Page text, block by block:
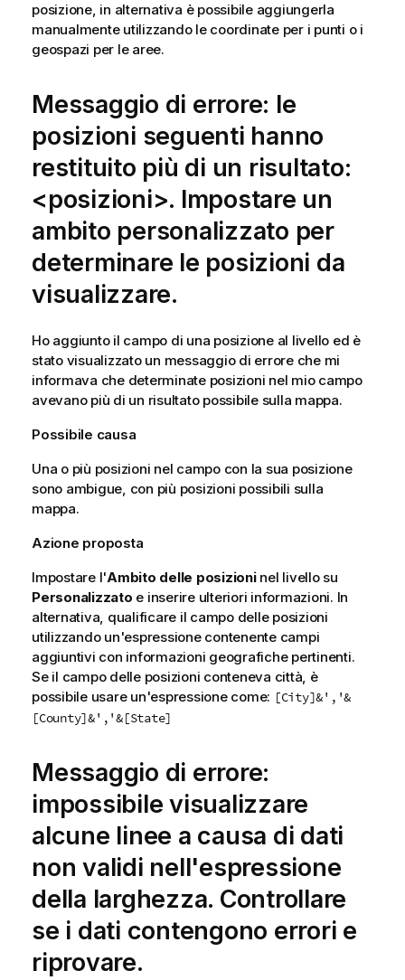
posizione, in alternativa è possibile aggiungerla
manualmente utilizzando le coordinate per i punti o i
geospazi per le aree.
Messaggio di errore: le
posizioni seguenti hanno
restituito più di un risultato:
<posizioni>. Impostare un
ambito personalizzato per
determinare le posizioni da
visualizzare.
Ho aggiunto il campo di una posizione al livello ed è
stato visualizzato un messaggio di errore che mi
informava che determinate posizioni nel mio campo
avevano più di un risultato possibile sulla mappa.
Possibile causa
Una o più posizioni nel campo con la sua posizione
sono ambigue, con più posizioni possibili sulla
mappa.
Azione proposta
Impostare l'Ambito delle posizioninel livello su
Personalizzato e inserire ulteriori informazioni. In
alternativa, qualificare il campo delle posizioni
utilizzando un'espressione contenente campi
aggiuntivi con informazioni geografiche pertinenti.
Se il campo delle posizioni conteneva città, è
possibile usare un'espressione come: [City]&','&
[County]&','&[State]
Messaggio di errore:
impossibile visualizzare
alcune linee a causa di dati
non validi nell'espressione
della larghezza. Controllare
se i dati contengono errori e
riprovare.